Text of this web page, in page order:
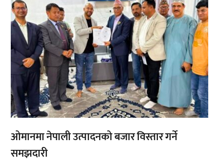
ओमानमा नेपाली उत्पादनको बजार विस्तार गर्ने
समझदारी